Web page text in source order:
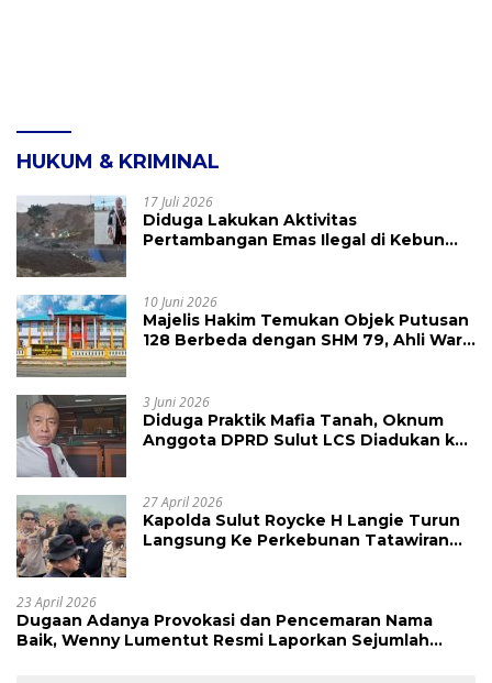
HUKUM & KRIMINAL
17 Juli 2026
Diduga Lakukan Aktivitas
Pertambangan Emas Ilegal di Kebun
10 Juni 2026
Majelis Hakim Temukan Objek Putusan
128 Berbeda dengan SHM 79, Ahli Waris
3 Juni 2026
Diduga Praktik Mafia Tanah, Oknum
Anggota DPRD Sulut LCS Diadukan ke
27 April 2026
Kapolda Sulut Roycke H Langie Turun
Langsung Ke Perkebunan Tatawiran
23 April 2026
Dugaan Adanya Provokasi dan Pencemaran Nama
Baik, Wenny Lumentut Resmi Laporkan Sejumlah